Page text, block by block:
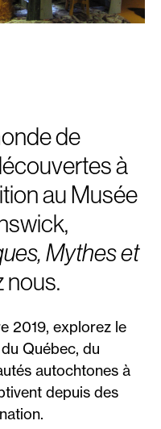
de
à
au Musée
Mythes et
nous.
2019, explorez le
Québec, du
autochtones à
depuis des